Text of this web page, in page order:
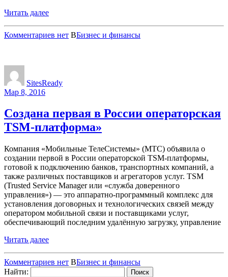
Читать далее
Комментариев нет ВБизнес и финансы
SitesReady
Мар 8, 2016
Создана первая в России операторская
TSM-платформа»
Компания «Мобильные ТелеСистемы» (МТС) объявила о
создании первой в России операторской TSM-платформы,
готовой к подключению банков, транспортных компаний, а
также различных поставщиков и агрегаторов услуг. TSM
(Trusted Service Manager или «служба доверенного
управления») — это аппаратно-программный комплекс для
установления договорных и технологических связей между
оператором мобильной связи и поставщиками услуг,
обеспечивающий последним удалённую загрузку, управление
Читать далее
Комментариев нет ВБизнес и финансы
Найти: